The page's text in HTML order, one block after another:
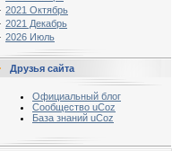
2021 Октябрь
2021 Декабрь
2026 Июль
Друзья сайта
Официальный блог
Сообщество uCoz
База знаний uCoz